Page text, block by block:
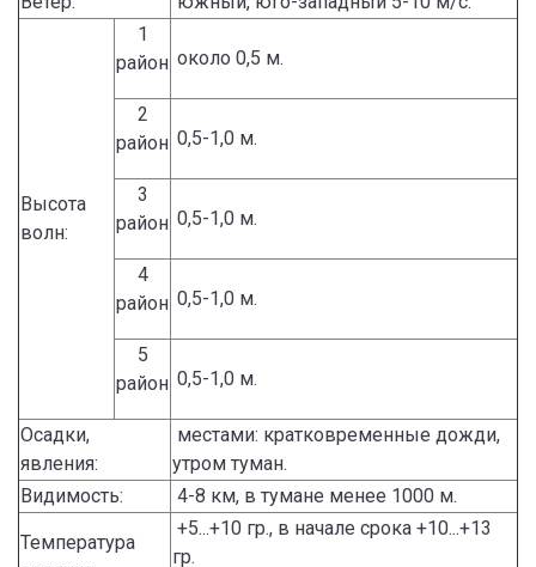
Высота
волн:
1
район около 0,5 м.
2
район 0,5-1,0 м.
3
район 0,5-1,0 м.
4
район 0,5-1,0 м.
5
район 0,5-1,0 м.
Осадки,
явления:
местами: кратковременные дожди,
утром туман.
Видимость:
4-8 км, в тумане менее 1000 м.
Температура
+5...+10 гр., в начале срока +10...+13
гр.